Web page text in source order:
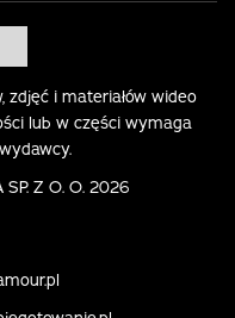
zdjęć i materiałów wideo
lub w części wymaga
SP. Z O. O. 2026